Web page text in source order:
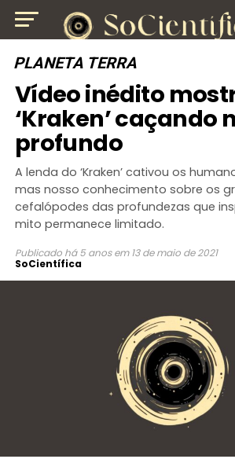
PLANETA TERRA
Vídeo inédito
‘Kraken’ caçando
profundo
A lenda do ‘Kraken’ cativou os
mas nosso conhecimento sobre os
cefalópodes das profundezas que
mito permanece limitado.
Publicado há 5 anos em 13 de maio de 2021
SoCientífica